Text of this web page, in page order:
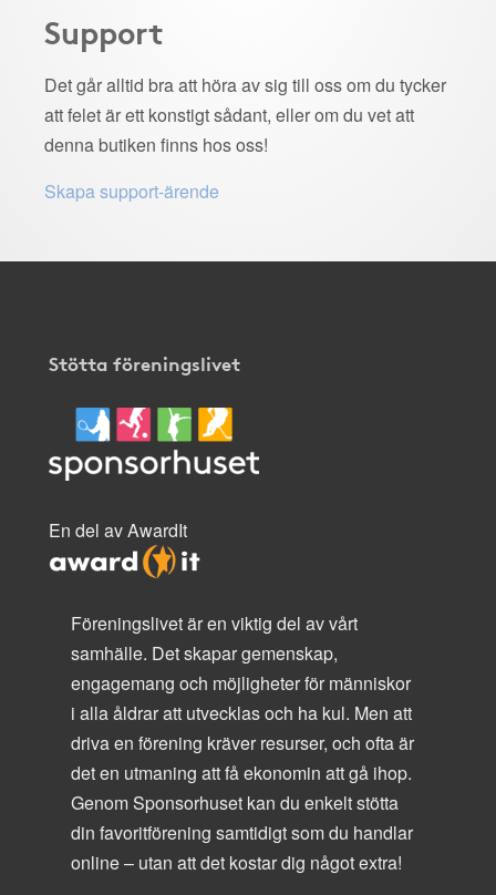
Support
Det går alltid bra att höra av sig till oss om du tycker
att felet är ett konstigt sådant, eller om du vet att
denna butiken finns hos oss!
Skapa support-ärende
Stötta föreningslivet
En del av AwardIt
Föreningslivet är en viktig del av vårt
samhälle. Det skapar gemenskap,
engagemang och möjligheter för människor
i alla åldrar att utvecklas och ha kul. Men att
driva en förening kräver resurser, och ofta är
det en utmaning att få ekonomin att gå ihop.
Genom Sponsorhuset kan du enkelt stötta
din favoritförening samtidigt som du handlar
online – utan att det kostar dig något extra!